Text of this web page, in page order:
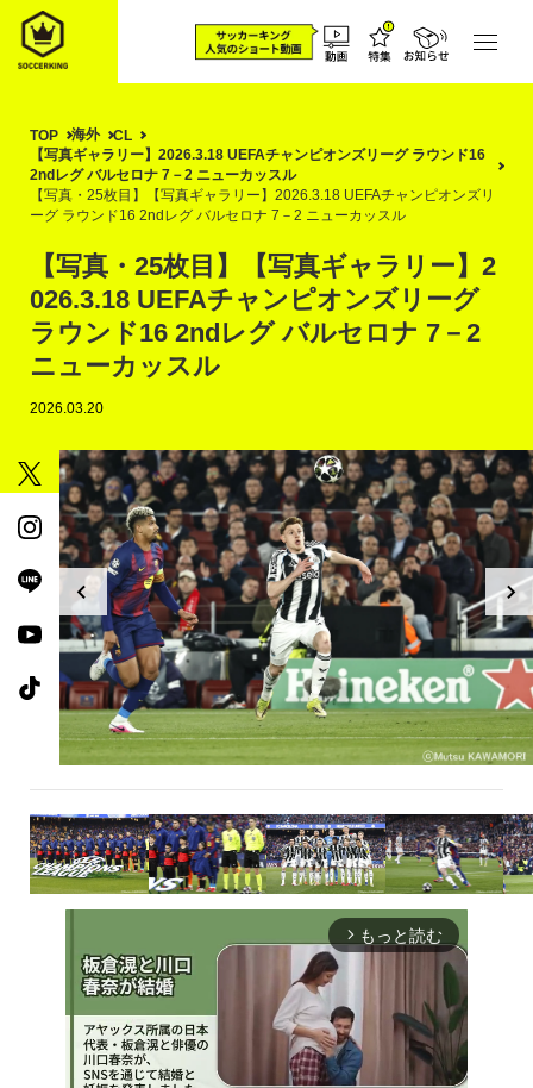
TOP 海外
CL
【写真ギャラリー】2026.3.18 UEFAチャンピオンズリーグ ラウンド16
2ndレグ バルセロナ 7－2 ニューカッスル
【写真・25枚目】【写真ギャラリー】2026.3.18 UEFAチャンピオンズリ
ーグ ラウンド16 2ndレグ バルセロナ 7－2 ニューカッスル
【写真・25枚目】【写真ギャラリー】2
026.3.18 UEFAチャンピオンズリーグ
ラウンド16 2ndレグ バルセロナ 7－2
ニューカッスル
2026.03.20
arrow_forward_ios もっと読む